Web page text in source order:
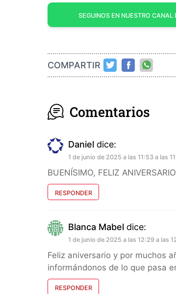
SEGUINOS EN NUESTRO CANAL
COMPARTIR
Comentarios
Daniel dice:
1 de junio de 2025 a las 11:53 a las
BUENÍSIMO, FELIZ
RESPONDER
Blanca Mabel dice:
1 de junio de 2025 a las 12:29 a las
Feliz aniversario y por muchos
informándonos de lo que pasa
RESPONDER